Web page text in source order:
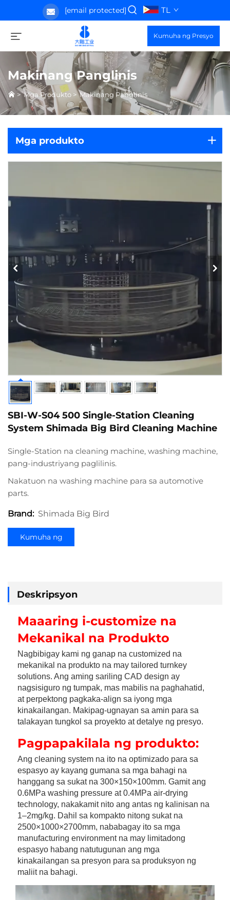
[email protected] TL
Kumuha ng Presyo
Makinang Panglinis
>Mga Produkto >Makinang Panglinis
Mga produkto
SBI-W-S04 500 Single-Station Cleaning
System Shimada Big Bird Cleaning Machine
Single-Station na cleaning machine, washing machine,
pang-industriyang paglilinis.
Nakatuon na washing machine para sa automotive
parts.
Brand: Shimada Big Bird
Kumuha ng
Deskripsyon
Maaaring i-customize na
Mekanikal na Produkto
Nagbibigay kami ng ganap na customized na
mekanikal na produkto na may tailored turnkey
solutions. Ang aming sariling CAD design ay
nagsisiguro ng tumpak, mas mabilis na paghahatid,
at perpektong pagkaka-align sa iyong mga
kinakailangan. Makipag-ugnayan sa amin para sa
talakayan tungkol sa proyekto at detalye ng presyo.
Pagpapakilala ng produkto:
Ang cleaning system na ito na optimizado para sa
espasyo ay kayang gumana sa mga bahagi na
hanggang sa sukat na 300×150×100mm. Gamit ang
0.6MPa washing pressure at 0.4MPa air-drying
technology, nakakamit nito ang antas ng kalinisan na
1–2mg/kg. Dahil sa kompakto nitong sukat na
2500×1000×2700mm, nababagay ito sa mga
manufacturing environment na may limitadong
espasyo habang natutugunan ang mga
kinakailangan sa presyon para sa produksyon ng
maliit na bahagi.